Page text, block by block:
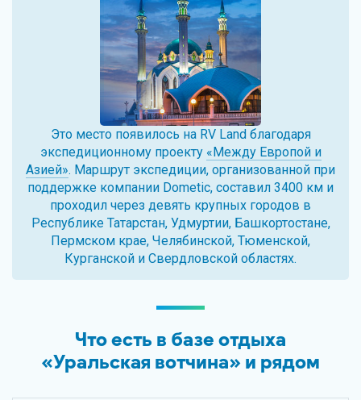
Это место появилось на RV Landблагодаря
экспедиционному проекту «Между Европой и
Азией». Маршрут экспедиции, организованной при
поддержке компании Dometic, составил 3400 км и
проходил через девять крупных городов в
Республике Татарстан, Удмуртии, Башкортостане,
Пермском крае, Челябинской, Тюменской,
Курганской и Свердловской областях.
Что есть в базе отдыха
«Уральская вотчина» и рядом